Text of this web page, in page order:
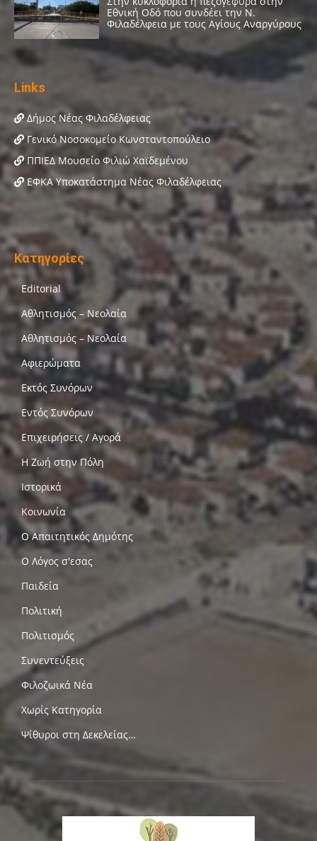
Links
Δήμος Νέας Φιλαδέλφειας
Γενικό Νοσοκομείο Κωνσταντοπούλειο
ΠΠΙΕΔ Μουσείο Φιλιώ Χαϊδεμένου
ΕΦΚΑ Υποκατάστημα Νέας Φιλαδέλφειας
Κατηγορίες
Editorial
Αθλητισμός – Νεολαία
Αθλητισμός – Νεολαία
Αφιερώματα
Εκτός Συνόρων
Εντός Συνόρων
Επιχειρήσεις / Αγορά
Η Ζωή στην Πόλη
Ιστορικά
Κοινωνία
Ο Απαιτητικός Δημότης
Ο Λόγος σ'εσας
Παιδεία
Πολιτική
Πολιτισμός
Συνεντεύξεις
Φιλοζωικά Νέα
Χωρίς Κατηγορία
Ψίθυροι στη Δεκελείας…